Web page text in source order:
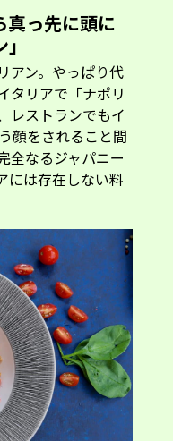
真っ先に頭に
アン。やっぱり代
タリアで「ナポリ
レストランでもイ
顔をされること間
全なるジャパニー
には存在しない料